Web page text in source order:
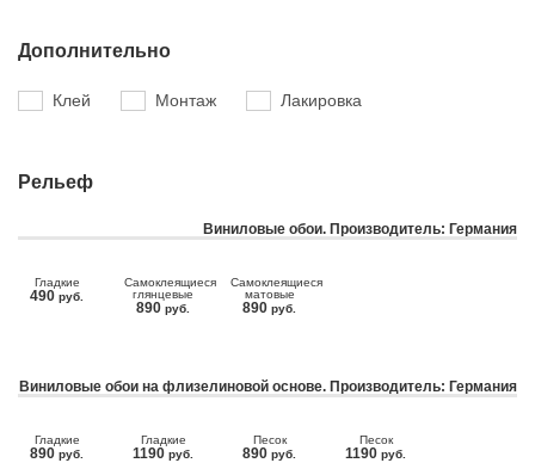
Дополнительно
Клей Монтаж Лакировка
Рельеф
Виниловые обои. Производитель: Германия
Гладкие
490 руб.
Самоклеящиеся
глянцевые
890 руб.
Самоклеящиеся
матовые
890 руб.
Виниловые обои на флизелиновой основе. Производитель: Германия
Гладкие
890 руб.
Гладкие
1190 руб.
Песок
890 руб.
Песок
1190 руб.